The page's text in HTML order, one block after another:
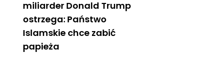
miliarder Donald Trump
ostrzega: Państwo
Islamskie chce zabić
papieża